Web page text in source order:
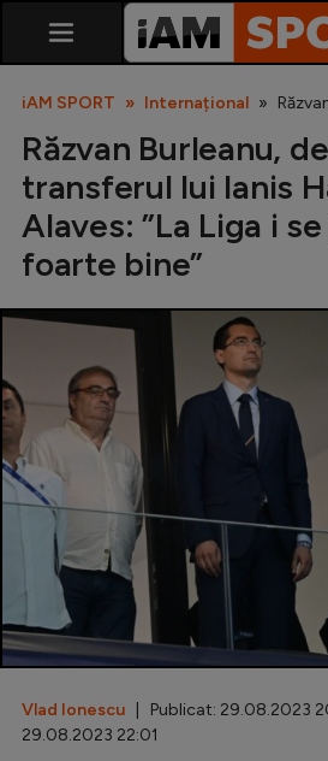
SuperLiga
Liga 2
Cupa României
Echipa Națională
Fotbal feminin
Special
Diverse
Inedit
Clasamente
iAM SPORT Internațional
Răzvan Burleanu,
transferul lui Ianis
Alaves: ”La Liga i
foarte bine”
Vlad Ionescu | Publicat: 29.08.2023
29.08.2023 22:01